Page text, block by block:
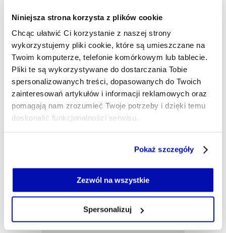
Niniejsza strona korzysta z plików cookie
Chcąc ułatwić Ci korzystanie z naszej strony
wykorzystujemy pliki cookie, które są umieszczane na
Twoim komputerze, telefonie komórkowym lub tablecie.
Pliki te są wykorzystywane do dostarczania Tobie
spersonalizowanych treści, dopasowanych do Twoich
zainteresowań artykułów i informacji reklamowych oraz
pomagają nam zrozumieć Twoje potrzeby i dzięki temu
doskonalić funkcjonalności serwisu.
Jeżeli nie wyrażasz zgody na zapisywanie plików cookie,
możesz łatwo zarządzać swoimi uprawnieniami, np. we
własnej przeglądarce internetowej lub po wybraniu opcji
Pokaż szczegóły
Zezwól na wszystkie
Spersonalizuj
służbach specjalnych. Przyglądam się tematyce
ochrony infrastruktury krytycznej i energetyce. W
dni meczowe Juventusu bywam nieznośny, lubię
science-fiction w wydaniu książkowym i
filmowym, kocham psy. Tool skończył się na płycie
"Lateralus".
lukasz.maziewski@xyz.pl